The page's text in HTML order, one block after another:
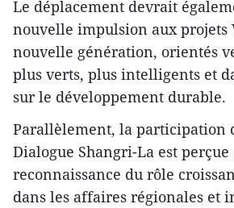
Le déplacement devrait
nouvelle impulsion aux projets
nouvelle génération, orientés
plus verts, plus intelligents et
sur le développement durable.
Parallèlement, la participation
Dialogue Shangri-La est
reconnaissance du rôle
dans les affaires régionales et